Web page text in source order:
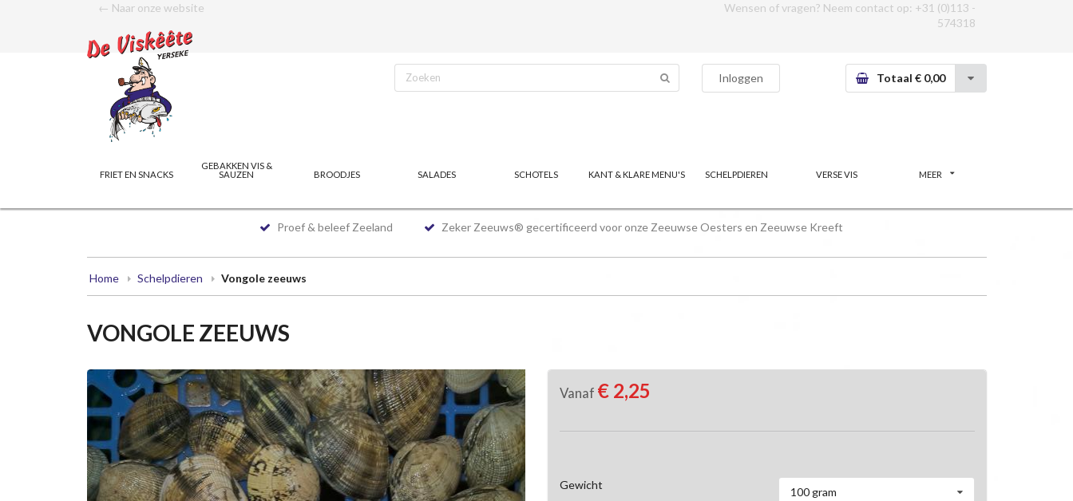
← Naar onze website Wensen of vragen? Neem contact op: +31 (0)113 -
574318
Inloggen Totaal € 0,00
FRIET EN SNACKS
GEBAKKEN VIS &
SAUZEN
BROODJES SALADES SCHOTELS KANT & KLARE MENU'S SCHELPDIEREN VERSE VIS MEER
Proef & beleef Zeeland Zeker Zeeuws® gecertificeerd voor onze Zeeuwse Oesters en Zeeuwse Kreeft
Home Schelpdieren Vongole zeeuws
VONGOLE ZEEUWS
Vanaf € 2,25
Gewicht
100 gram